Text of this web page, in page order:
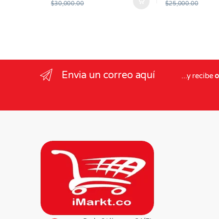
$30,000.00 $25,000.00
Este producto
Envia un correo aquí ...y recibe